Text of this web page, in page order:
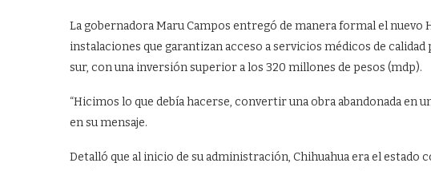
La gobernadora Maru Campos entregó de manera formal el
instalaciones que garantizan acceso a servicios médicos de
sur, con una inversión superior a los 320 millones de pesos (mdp).
“Hicimos lo que debía hacerse, convertir una obra abandonada en
en su mensaje.
Detalló que al inicio de su administración, Chihuahua era el estado